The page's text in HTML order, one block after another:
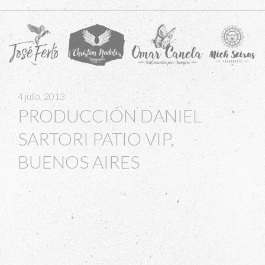
navigation
4 julio, 2013
PRODUCCIÓN DANIEL
SARTORI PATIO VIP,
BUENOS AIRES